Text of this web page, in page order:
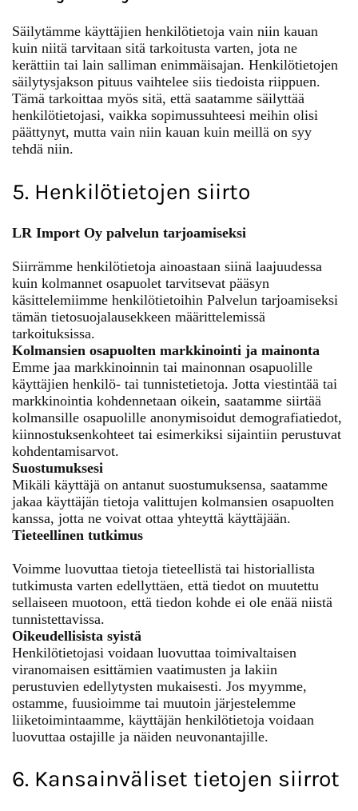
Säilytämme käyttäjien henkilötietoja vain niin kauan
kuin niitä tarvitaan sitä tarkoitusta varten, jota ne
kerättiin tai lain salliman enimmäisajan. Henkilötietojen
säilytysjakson pituus vaihtelee siis tiedoista riippuen.
Tämä tarkoittaa myös sitä, että saatamme säilyttää
henkilötietojasi, vaikka sopimussuhteesi meihin olisi
päättynyt, mutta vain niin kauan kuin meillä on syy
tehdä niin.
5. Henkilötietojen siirto
LR Import Oy palvelun tarjoamiseksi
Siirrämme henkilötietoja ainoastaan siinä laajuudessa
kuin kolmannet osapuolet tarvitsevat pääsyn
käsittelemiimme henkilötietoihin Palvelun tarjoamiseksi
tämän tietosuojalausekkeen määrittelemissä
tarkoituksissa.
Kolmansien osapuolten markkinointi ja mainonta
Emme jaa markkinoinnin tai mainonnan osapuolille
käyttäjien henkilö- tai tunnistetietoja. Jotta viestintää tai
markkinointia kohdennetaan oikein, saatamme siirtää
kolmansille osapuolille anonymisoidut demografiatiedot,
kiinnostuksenkohteet tai esimerkiksi sijaintiin perustuvat
kohdentamisarvot.
Suostumuksesi
Mikäli käyttäjä on antanut suostumuksensa, saatamme
jakaa käyttäjän tietoja valittujen kolmansien osapuolten
kanssa, jotta ne voivat ottaa yhteyttä käyttäjään.
Tieteellinen tutkimus
Voimme luovuttaa tietoja tieteellistä tai historiallista
tutkimusta varten edellyttäen, että tiedot on muutettu
sellaiseen muotoon, että tiedon kohde ei ole enää niistä
tunnistettavissa.
Oikeudellisista syistä
Henkilötietojasi voidaan luovuttaa toimivaltaisen
viranomaisen esittämien vaatimusten ja lakiin
perustuvien edellytysten mukaisesti. Jos myymme,
ostamme, fuusioimme tai muutoin järjestelemme
liiketoimintaamme, käyttäjän henkilötietoja voidaan
luovuttaa ostajille ja näiden neuvonantajille.
6. Kansainväliset tietojen siirrot